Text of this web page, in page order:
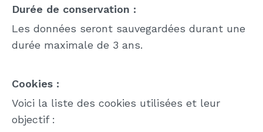
Durée de conservation :
Les données seront sauvegardées durant une
durée maximale de 3 ans.
Cookies :
Voici la liste des cookies utilisées et leur
objectif :